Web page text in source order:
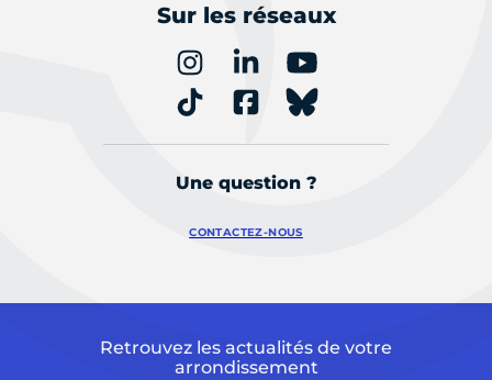
Sur les réseaux
Une question ?
CONTACTEZ-NOUS
Retrouvez les actualités de votre
arrondissement